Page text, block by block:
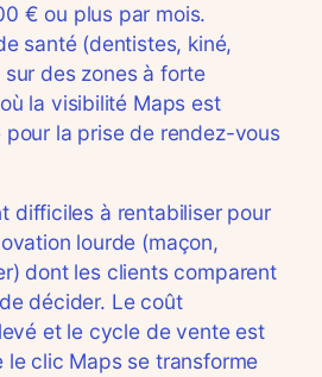
€ ou plus par mois.
santé (dentistes, kiné,
des zones à forte
la visibilité Maps est
pour la prise de rendez-vous
difficiles à rentabiliser pour
lourde (maçon,
dont les clients comparent
décider. Le coût
et le cycle de vente est
clic Maps se transforme